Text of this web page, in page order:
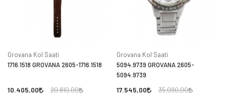
Grovana Kol Saati
1716.1518 GROVANA 2605-1716.1518
10.405,00 20.810,00
Grovana Kol Saati
5094.9739 GROVANA 2605-
5094.9739
17.545,00 35.090,00